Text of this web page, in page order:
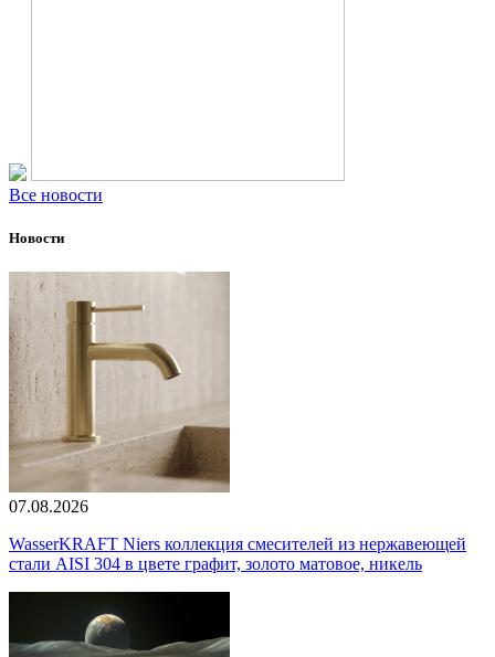
Все новости
Новости
07.08.2026
WasserKRAFT Niers коллекция смесителей из нержавеющей
стали AISI 304 в цвете графит, золото матовое, никель